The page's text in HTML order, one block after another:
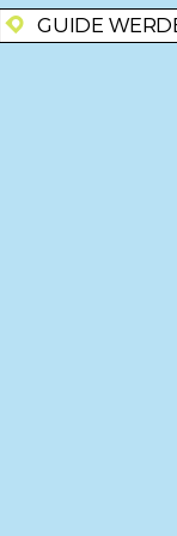
enroute GUIDE